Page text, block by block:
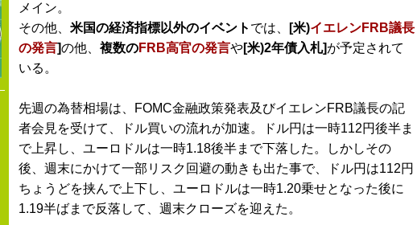
メイン。
その他、 米国の経済指標以外のイベント では、 [米)イエレンFRB議長
の発言]の他、 複数のFRB高官の発言や[米)2年債入札]が予定されて
いる。
先週の為替相場は、FOMC金融政策発表及びイエレンFRB議長の記
者会見を受けて、ドル買いの流れが加速。ドル円は一時112円後半ま
で上昇し、ユーロドルは一時1.18後半まで下落した。しかしその
後、週末にかけて一部リスク回避の動きも出た事で、ドル円は112円
ちょうどを挟んで上下し、ユーロドルは一時1.20乗せとなった後に
1.19半ばまで反落して、週末クローズを迎えた。